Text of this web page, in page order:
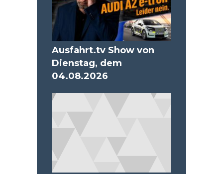
Ausfahrt.tv Show von
Dienstag, dem
04.08.2026